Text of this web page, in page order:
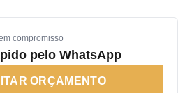
compromisso
pelo WhatsApp
ORÇAMENTO